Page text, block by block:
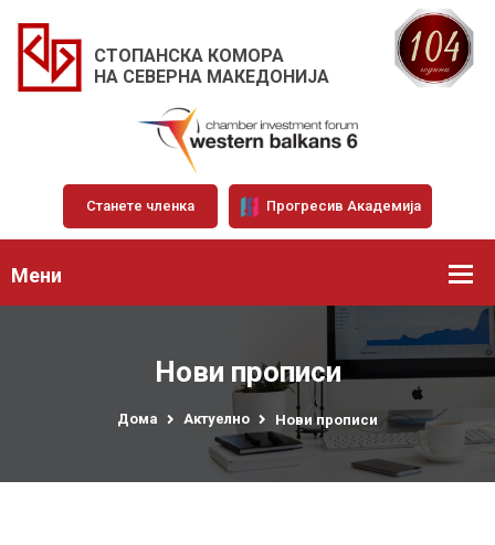
СТОПАНСКА КОМОРА
НА СЕВЕРНА МАКЕДОНИЈА
Станете членка Прогресив Академија
Мени
Нови прописи
Дома Актуелно Нови прописи